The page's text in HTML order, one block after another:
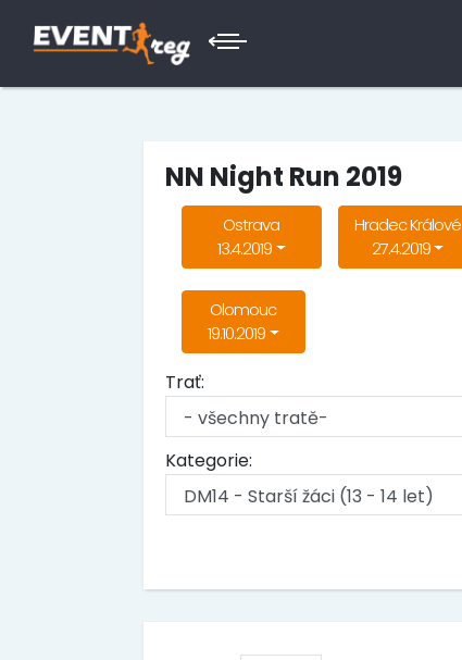
NN Night Run 2019
Ostrava
13.4.2019
Hradec Králové
27.4.2019
Olomouc
19.10.2019
Trať:
Kategorie: